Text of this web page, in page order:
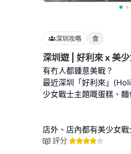
深圳攻略 食
深圳遊 | 好利來 x 美
有冇人都鍾意美戰？
最近深圳「好利來」
少女戰士主題嘅蛋糕、麵
店外、店內都有美少女
評分